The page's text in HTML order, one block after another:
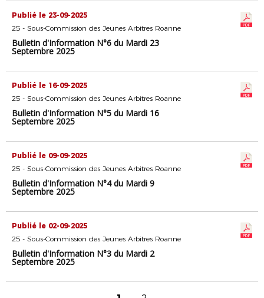
Publié le 23-09-2025
25 - Sous-Commission des Jeunes Arbitres Roanne
Bulletin d'Information N°6 du Mardi 23
Septembre 2025
Publié le 16-09-2025
25 - Sous-Commission des Jeunes Arbitres Roanne
Bulletin d'Information N°5 du Mardi 16
Septembre 2025
Publié le 09-09-2025
25 - Sous-Commission des Jeunes Arbitres Roanne
Bulletin d'Information N°4 du Mardi 9
Septembre 2025
Publié le 02-09-2025
25 - Sous-Commission des Jeunes Arbitres Roanne
Bulletin d'Information N°3 du Mardi 2
Septembre 2025